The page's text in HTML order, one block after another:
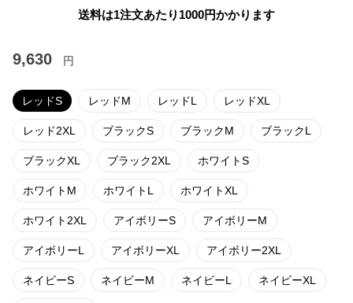
送料は1注文あたり 1000円かかります
9,630 円
レッドS レッドM レッドL レッドXL
レッド2XL ブラックS ブラックM ブラックL
ブラックXL ブラック2XL ホワイトS
ホワイトM ホワイトL ホワイトXL
ホワイト2XL アイボリーS アイボリーM
アイボリーL アイボリーXL アイボリー2XL
ネイビーS ネイビーM ネイビーL ネイビーXL